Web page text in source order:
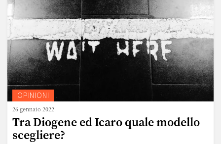
OPINIONI
26 gennaio 2022
Tra Diogene ed Icaro quale modello
scegliere?